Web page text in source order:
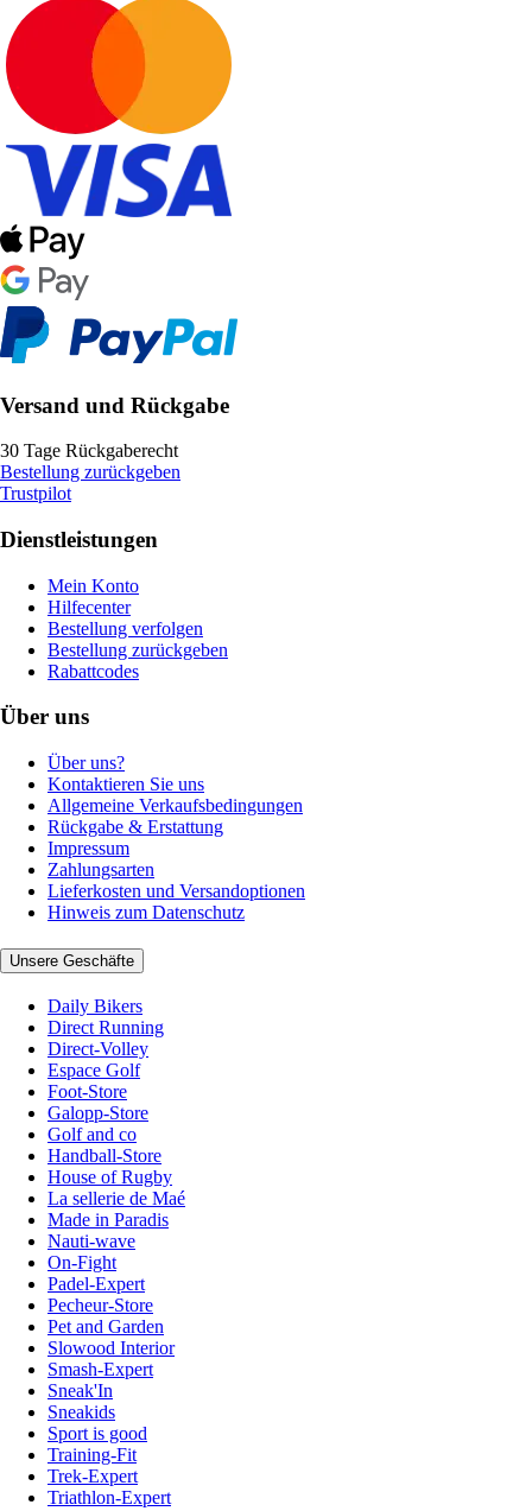
Versand und Rückgabe
30 Tage Rückgaberecht
Bestellung zurückgeben
Trustpilot
Dienstleistungen
Mein Konto
Hilfecenter
Bestellung verfolgen
Bestellung zurückgeben
Rabattcodes
Über uns
Über uns?
Kontaktieren Sie uns
Allgemeine Verkaufsbedingungen
Rückgabe & Erstattung
Impressum
Zahlungsarten
Lieferkosten und Versandoptionen
Hinweis zum Datenschutz
Unsere Geschäfte
Daily Bikers
Direct Running
Direct-Volley
Espace Golf
Foot-Store
Galopp-Store
Golf and co
Handball-Store
House of Rugby
La sellerie de Maé
Made in Paradis
Nauti-wave
On-Fight
Padel-Expert
Pecheur-Store
Pet and Garden
Slowood Interior
Smash-Expert
Sneak'In
Sneakids
Sport is good
Training-Fit
Trek-Expert
Triathlon-Expert